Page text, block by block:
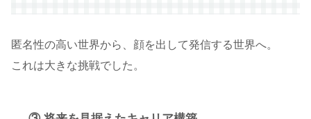
匿名性の高い世界から、顔を出して発信する世界へ。
これは大きな挑戦でした。